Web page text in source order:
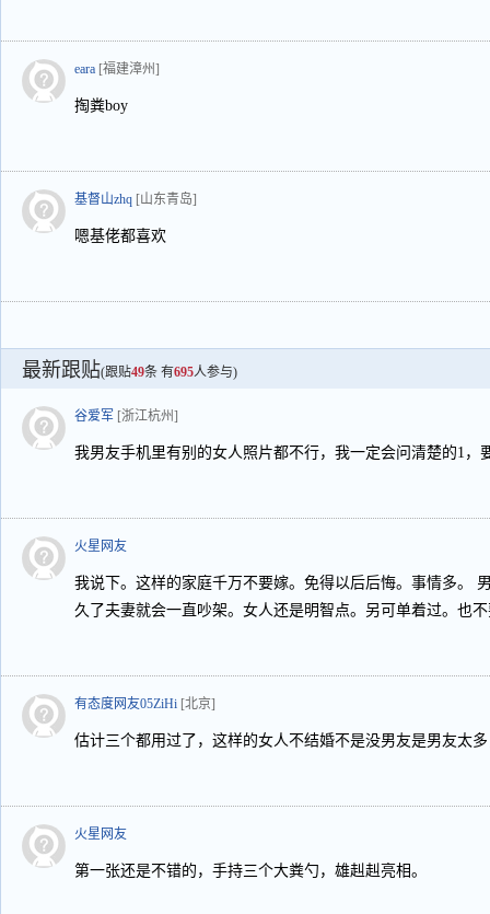
eara [福建漳州]
掏粪boy
基督山zhq [山东青岛]
嗯基佬都喜欢
最新跟贴(跟贴49条 有695人参与)
谷爱军 [浙江杭州]
我男友手机里有别的女人照片都不行，我一定会问清楚的1，
火星网友
我说下。这样的家庭千万不要嫁。免得以后后悔。事情多。
久了夫妻就会一直吵架。女人还是明智点。另可单着过。也
有态度网友05ZiHi [北京]
估计三个都用过了，这样的女人不结婚不是没男友是男友太
火星网友
第一张还是不错的，手持三个大粪勺，雄赳赳亮相。